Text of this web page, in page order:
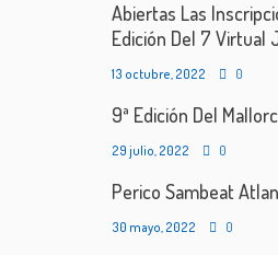
Abiertas Las
Edición Del 7 Virtual
13 octubre, 2022 0
9ª Edición Del
29 julio, 2022 0
Perico Sambeat
30 mayo, 2022 0